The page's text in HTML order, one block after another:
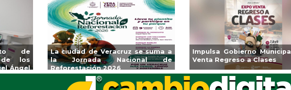
de
de los
Ángel
La ciudad de Veracruz se suma a
la Jornada Nacional de
Reforestación 2026
Impulsa Gobierno
Venta Regreso a Clases